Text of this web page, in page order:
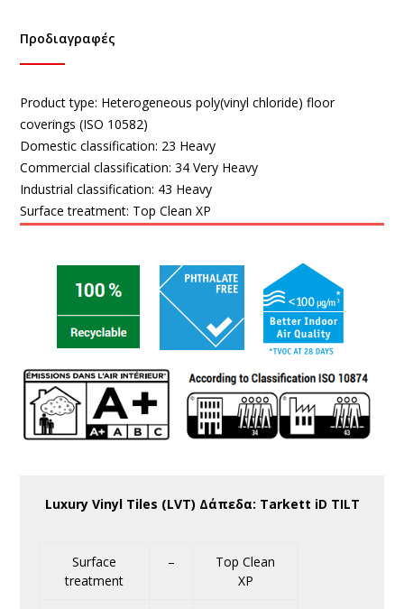
Προδιαγραφές
Product type: Heterogeneous poly(vinyl chloride) floor
coverings (ISO 10582)
Domestic classification: 23 Heavy
Commercial classification:34 Very Heavy
Industrial classification: 43 Heavy
Surface treatment: Top Clean XP
Luxury Vinyl Tiles (LVT) Δάπεδα: Tarkett iD TILT
Surface
treatment
–
Top Clean
XP